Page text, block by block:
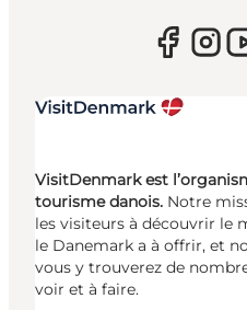
VisitDenmark est
tourisme danois. Notre
les visiteurs à découvrir le
le Danemark a à offrir, et
vous y trouverez de
voir et à faire.